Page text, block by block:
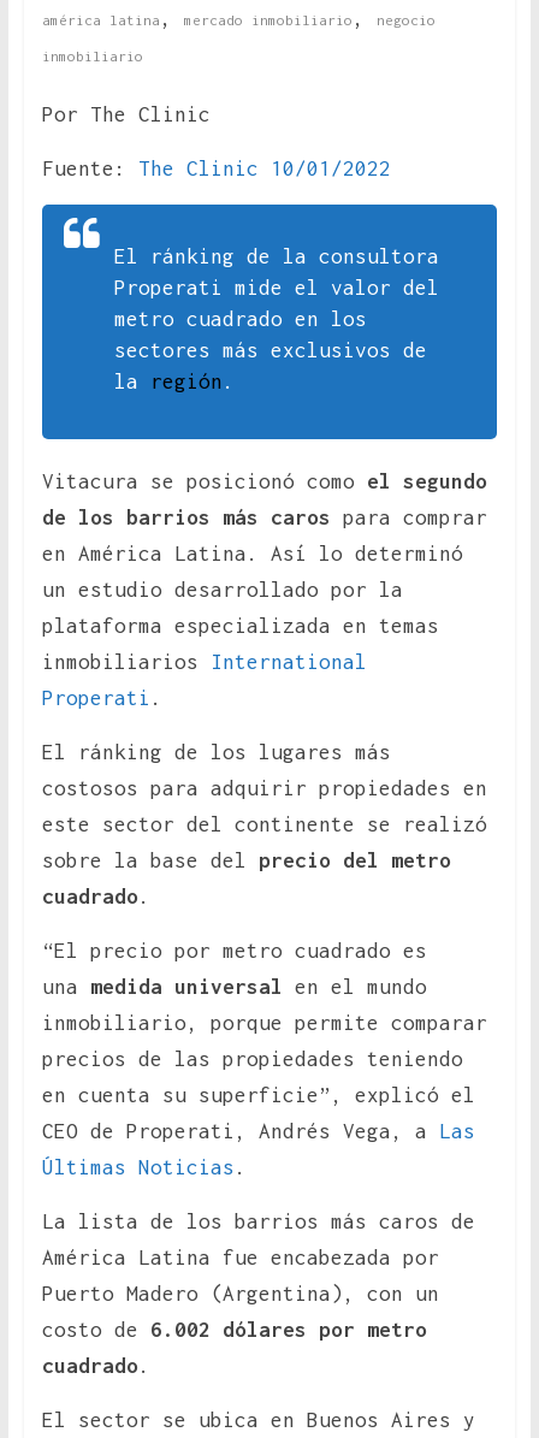
américa latina , mercado inmobiliario , negocio
inmobiliario
Por The Clinic
Fuente: The Clinic 10/01/2022
El ránking de la consultora
Properati mide el valor del
metro cuadrado en los
sectores más exclusivos de
la
región .
Vitacura se posicionó como el segundo
de los barrios más caros para comprar
en América Latina. Así lo determinó
un estudio desarrollado por la
plataforma especializada en temas
inmobiliarios
International
Properati .
El ránking de los lugares más
costosos para adquirir propiedades en
este sector del continente se realizó
sobre la base del precio del metro
cuadrado .
“El precio por metro cuadrado es
una medida universal en el mundo
inmobiliario, porque permite comparar
precios de las propiedades teniendo
en cuenta su superficie”, explicó el
CEO de Properati, Andrés Vega, a Las
Últimas Noticias .
La lista de los barrios más caros de
América Latina fue encabezada por
Puerto Madero (Argentina), con un
costo de 6.002 dólares por metro
cuadrado .
El sector se ubica en Buenos Aires y